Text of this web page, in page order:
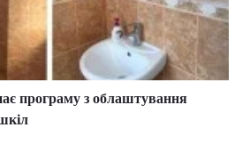
програму з облаштування